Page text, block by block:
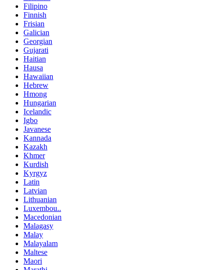
Filipino
Finnish
Frisian
Galician
Georgian
Gujarati
Haitian
Hausa
Hawaiian
Hebrew
Hmong
Hungarian
Icelandic
Igbo
Javanese
Kannada
Kazakh
Khmer
Kurdish
Kyrgyz
Latin
Latvian
Lithuanian
Luxembou..
Macedonian
Malagasy
Malay
Malayalam
Maltese
Maori